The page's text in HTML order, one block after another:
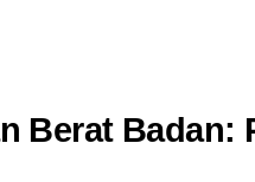
Berat Badan: